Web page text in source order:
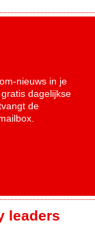
nieuws in je
dagelijkse
de
leaders